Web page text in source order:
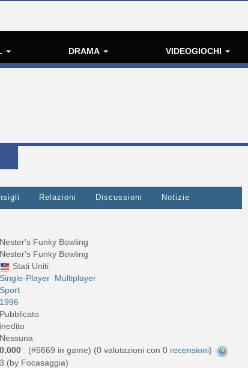
DRAMA VIDEOGIOCHI
Relazioni Discussioni Notizie
Nester's Funky Bowling
Nester's Funky Bowling
Stati Uniti
Single-Player Multiplayer
Sport
1996
Pubblicato
inedito
Nessuna
0,000 (#5669 in game) (0 valutazioni con 0 recensioni)
3 (by Focasaggia)